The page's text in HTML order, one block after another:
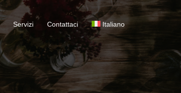
Servizi Contattaci Italiano